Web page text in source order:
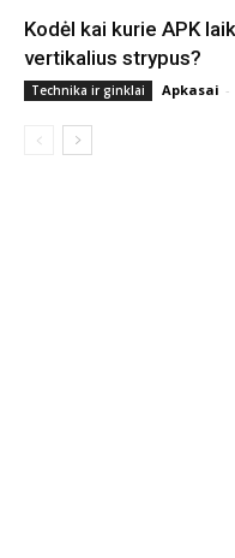
Kodėl kai kurie APK
vertikalius strypus?
Technika ir ginklai Apkasai -